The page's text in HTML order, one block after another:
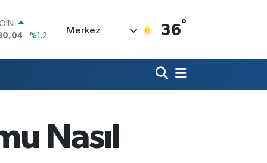
%-19
Merkez 36°
Nasıl